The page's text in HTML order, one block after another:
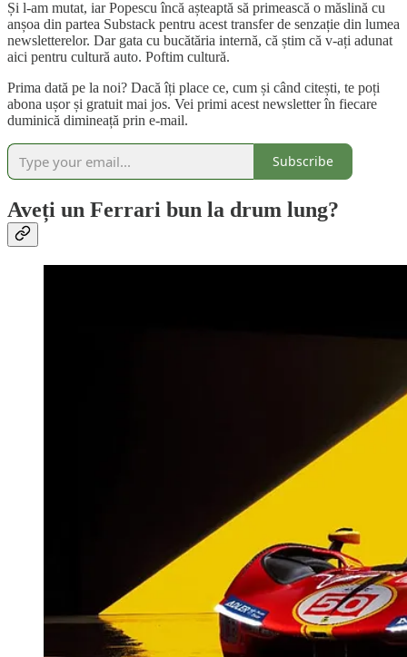
Și l-am mutat, iar Popescu încă așteaptă să primească o măslină cu
anșoa din partea Substack pentru acest transfer de senzație din lumea
newsletterelor. Dar gata cu bucătăria internă, că știm că v-ați adunat
aici pentru cultură auto. Poftim cultură.
Prima dată pe la noi? Dacă îți place ce, cum și când citești, te poți
abona ușor și gratuit mai jos. Vei primi acest newsletter în fiecare
duminică dimineață prin e-mail.
Subscribe
Aveți un Ferrari bun la drum lung?